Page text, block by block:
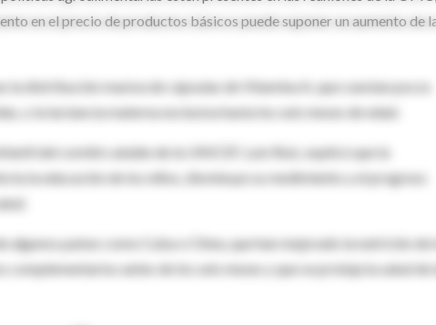
en el precio de productos básicos puede suponer un aumento de
la distribución masiva de cápsulas de Vitamina A, que cuestan pocos
o la lactancia materna exclusiva hasta los seis meses de edad.
del comité catalán de la UNICEF, Luis Ruiz, explicó que la
la educación de los niños, disminuye su rendimiento y el progreso
algunos países como Cuba o China, que han mejorado la nutrición de
complementarios antes de los seis meses y que se proteja la salud de